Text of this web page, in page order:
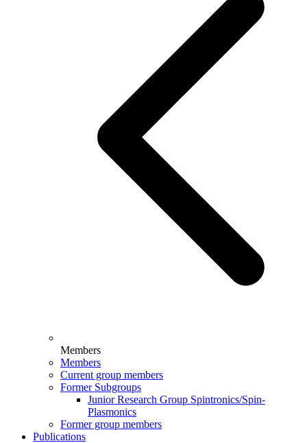
Members
Members
Current group members
Former Subgroups
Junior Research Group Spintronics/Spin-
Plasmonics
Former group members
Publications